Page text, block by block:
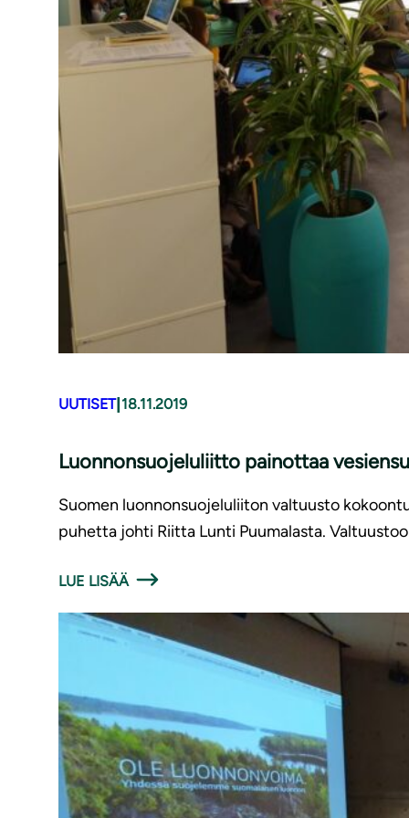
UUTISET|18.11.2019
Luon­non­suo­je­lu­liit­to painottaa
Suomen luonnonsuojeluliiton valtuusto
puhetta johti Riitta Lunti Puumalasta.
LUE LISÄÄ